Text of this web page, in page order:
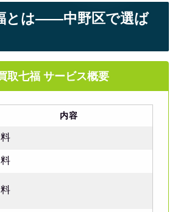
とは——中野区で選ば
取七福 サービス概要
内容